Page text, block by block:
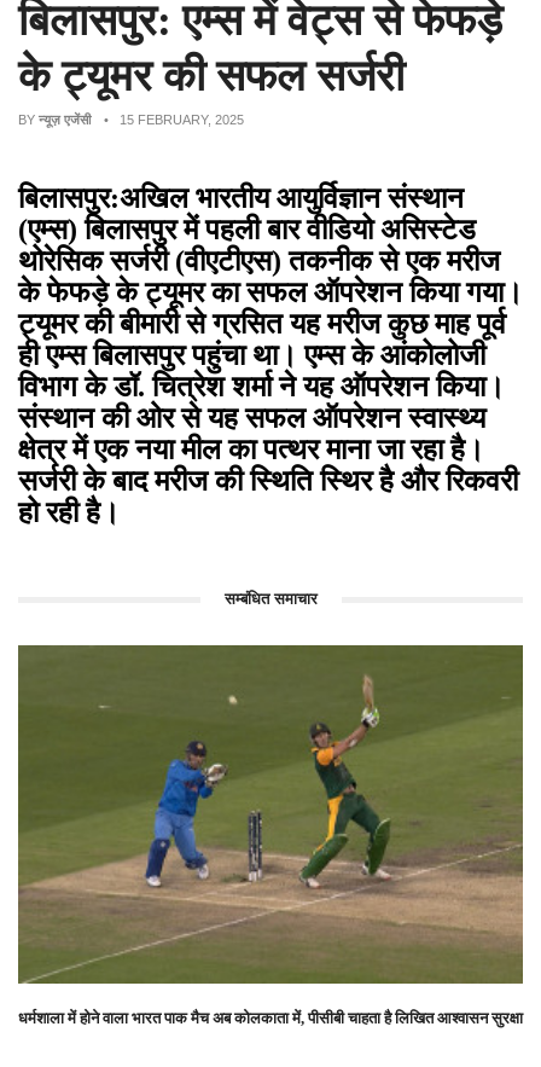
बिलासपुर: एम्स में वेट्स से फेफड़े
के ट्यूमर की सफल सर्जरी
BY न्यूज़ एजेंसी • 15 FEBRUARY, 2025
बिलासपुर:अखिल भारतीय आयुर्विज्ञान संस्थान
(एम्स) बिलासपुर में पहली बार वीडियो असिस्टेड
थोरेसिक सर्जरी (वीएटीएस) तकनीक से एक मरीज
के फेफड़े के ट्यूमर का सफल ऑपरेशन किया गया।
ट्यूमर की बीमारी से ग्रसित यह मरीज कुछ माह पूर्व
ही एम्स बिलासपुर पहुंचा था। एम्स के आंकोलोजी
विभाग के डॉ. चित्रेश शर्मा ने यह ऑपरेशन किया।
संस्थान की ओर से यह सफल ऑपरेशन स्वास्थ्य
क्षेत्र में एक नया मील का पत्थर माना जा रहा है।
सर्जरी के बाद मरीज की स्थिति स्थिर है और रिकवरी
हो रही है।
सम्बंधित समाचार
धर्मशाला में होने वाला भारत पाक मैच अब कोलकाता में, पीसीबी चाहता है लिखित आश्वासन सुरक्षा